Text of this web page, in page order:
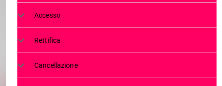
Accesso
Rettifica
Cancellazione